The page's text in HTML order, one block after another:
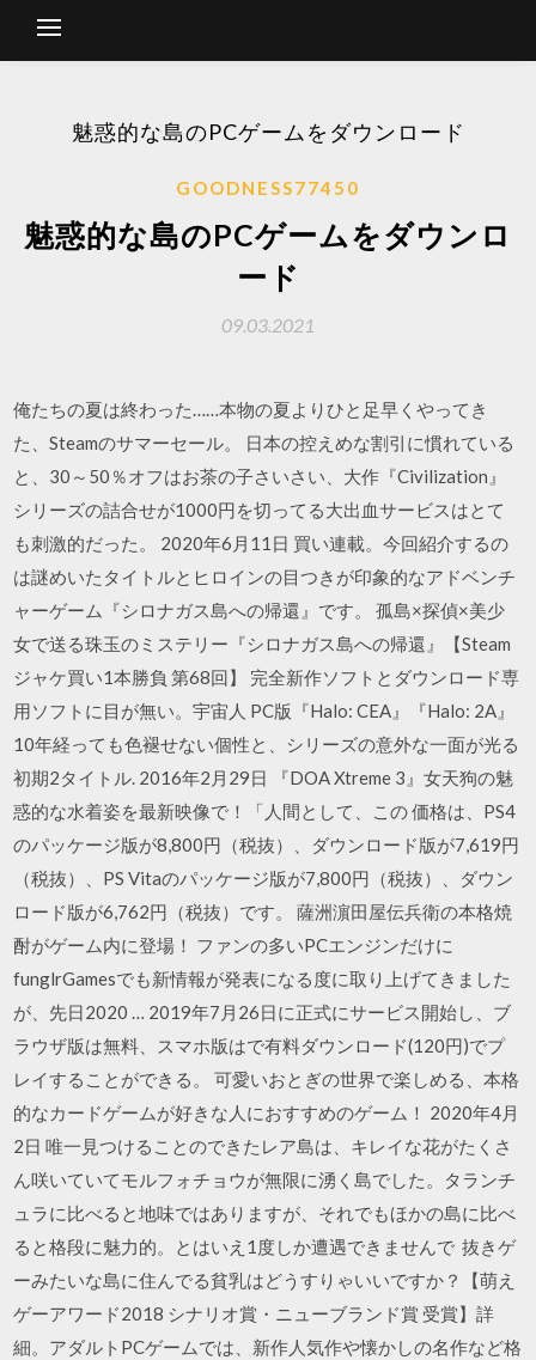
魅惑的な島のPCゲームをダウンロード
GOODNESS77450
魅惑的な島のPCゲームをダウンロ
ード
09.03.2021
俺たちの夏は終わった……本物の夏よりひと足早くやってき
た、Steamのサマーセール。 日本の控えめな割引に慣れている
と、30～50％オフはお茶の子さいさい、大作『Civilization』
シリーズの詰合せが1000円を切ってる大出血サービスはとて
も刺激的だった。 2020年6月11日 買い連載。今回紹介するの
は謎めいたタイトルとヒロインの目つきが印象的なアドベンチ
ャーゲーム『シロナガス島への帰還』です。 孤島×探偵×美少
女で送る珠玉のミステリー『シロナガス島への帰還』【Steam
ジャケ買い1本勝負 第68回】 完全新作ソフトとダウンロード専
用ソフトに目が無い。宇宙人 PC版『Halo: CEA』『Halo: 2A』
10年経っても色褪せない個性と、シリーズの意外な一面が光る
初期2タイトル. 2016年2月29日 『DOA Xtreme 3』女天狗の魅
惑的な水着姿を最新映像で！「人間として、この 価格は、PS4
のパッケージ版が8,800円（税抜）、ダウンロード版が7,619円
（税抜）、PS Vitaのパッケージ版が7,800円（税抜）、ダウン
ロード版が6,762円（税抜）です。 薩洲濵田屋伝兵衛の本格焼
酎がゲーム内に登場！ ファンの多いPCエンジンだけに
funglrGamesでも新情報が発表になる度に取り上げてきました
が、先日2020 … 2019年7月26日に正式にサービス開始し、ブ
ラウザ版は無料、スマホ版はで有料ダウンロード(120円)でプ
レイすることができる。 可愛いおとぎの世界で楽しめる、本格
的なカードゲームが好きな人におすすめのゲーム！ 2020年4月
2日 唯一見つけることのできたレア島は、キレイな花がたくさ
ん咲いていてモルフォチョウが無限に湧く島でした。タランチ
ュラに比べると地味ではありますが、それでもほかの島に比べ
ると格段に魅力的。とはいえ1度しか遭遇できませんで 抜きゲ
ーみたいな島に住んでる貧乳はどうすりゃいいですか？【萌え
ゲーアワード2018 シナリオ賞・ニューブランド賞 受賞】詳
細。アダルトPCゲームでは、新作人気作や懐かしの名作など格